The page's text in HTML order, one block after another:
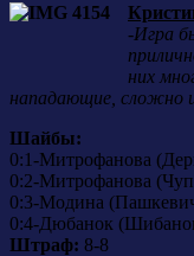
-Игра
них
нападающие, сложно
Шайбы:
0:1-Митрофанова
0:2-Митрофанова
0:3-Модина
0:4-Дюбанок
Штраф: 8-8